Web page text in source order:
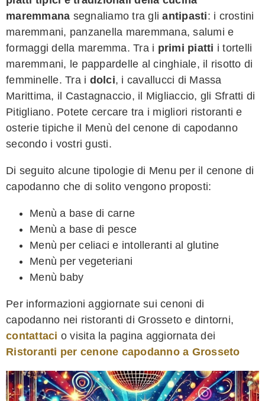
maremmana segnaliamo tra gliantipasti: i crostini
maremmani, panzanella maremmana, salumi e
formaggi della maremma. Tra i primi piatti i tortelli
maremmani, le pappardelle al cinghiale, il risotto di
femminelle. Tra i dolci, i cavallucci di Massa
Marittima, il Castagnaccio, il Migliaccio, gli Sfratti di
Pitigliano. Potete cercare tra i migliori ristoranti e
osterie tipiche il Menù del cenone di capodanno
secondo i vostri gusti.
Di seguito alcune tipologie di Menu per il cenone di
capodanno che di solito vengono proposti:
Menù a base di carne
Menù a base di pesce
Menù per celiaci e intolleranti al glutine
Menù per vegeteriani
Menù baby
Per informazioni aggiornate sui cenoni di
capodanno nei ristoranti di Grosseto e dintorni,
contattaci o visita la pagina aggiornata dei
Ristoranti per cenone capodanno a Grosseto